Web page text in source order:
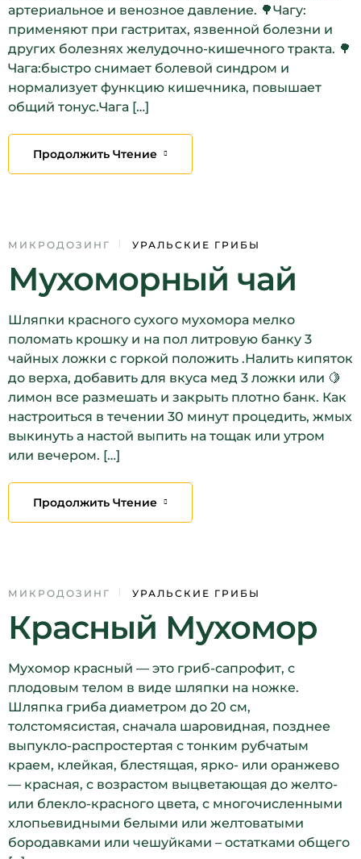
артериальное и венозное давление. 🌳Чагу:
применяют при гастритах, язвенной болезни и
других болезнях желудочно-кишечного тракта. 🌳
Чага:быстро снимает болевой синдром и
нормализует функцию кишечника, повышает
общий тонус.Чага […]
Продолжить Чтение
12
ДЕК
МИКРОДОЗИНГ УРАЛЬСКИЕ ГРИБЫ
Мухоморный чай
Шляпки красного сухого мухомора мелко
поломать крошку и на пол литровую банку 3
чайных ложки с горкой положить .Налить кипяток
до верха, добавить для вкуса мед 3 ложки или 🍋
лимон все размешать и закрыть плотно банк. Как
настроиться в течении 30 минут процедить, жмых
выкинуть а настой выпить на тощак или утром
или вечером. […]
Продолжить Чтение
11
ДЕК
МИКРОДОЗИНГ УРАЛЬСКИЕ ГРИБЫ
Красный Мухомор
Мухомор красный — это гриб-сапрофит, с
плодовым телом в виде шляпки на ножке.
Шляпка гриба диаметром до 20 см,
толстомясистая, сначала шаровидная, позднее
выпукло-распростертая с тонким рубчатым
краем, клейкая, блестящая, ярко- или оранжево
— красная, с возрастом выцветающая до желто-
или блекло-красного цвета, с многочисленными
хлопьевидными белыми или желтоватыми
бородавками или чешуйками – остатками общего